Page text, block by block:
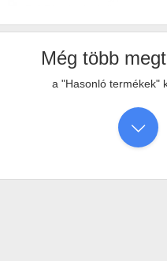
Még több
a "Hasonló termékek"